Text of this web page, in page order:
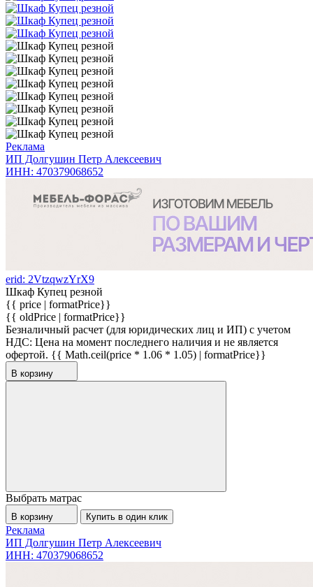
Реклама
ИП Долгушин Петр Алексеевич
ИНН: 470379068652
erid: 2VtzqwzYrX9
Шкаф Купец резной
{{ price | formatPrice}}
{{ oldPrice | formatPrice}}
Безналичный расчет (для юридических лиц и ИП) с учетом
НДС: Цена на момент последнего наличия и не является
офертой. {{ Math.ceil(price * 1.06 * 1.05) | formatPrice}}
В корзину
Выбрать матрас
В корзину Купить в один клик
Реклама
ИП Долгушин Петр Алексеевич
ИНН: 470379068652